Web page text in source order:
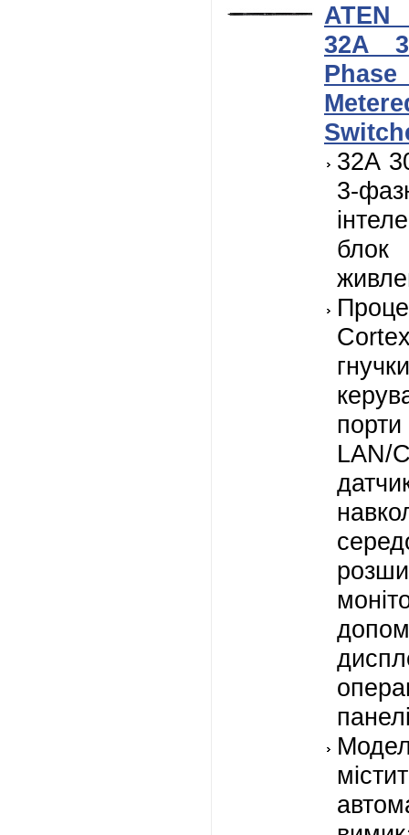
ATEN
32A
32A
3-
блок
порти
LAN/